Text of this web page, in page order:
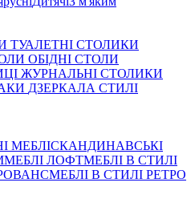
ТУАЛЕТНІ СТОЛИКИ
ОБІДНІ СТОЛИ
ЖУРНАЛЬНІ СТОЛИКИ
ДЗЕРКАЛА СТИЛІ
МЕБЛІСКАНДИНАВСЬКІ
МЕБЛІ ЛОФТМЕБЛІ В СТИЛІ
МЕБЛІ В СТИЛІ РЕТРО